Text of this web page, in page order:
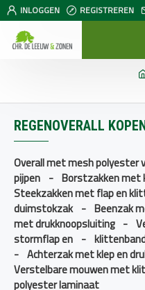
INLOGGEN REGISTREREN
REGENOVERALL
Overall met mesh
pijpen - Borstzakken met
Steekzakken met flap en
duimstokzak - Beenzak
met drukknoopsluiting -
stormflap en -
- Achterzak met klep en
Verstelbare mouwen met
polyester laminaat